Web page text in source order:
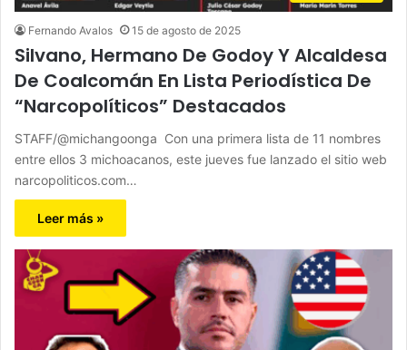
Fernando Avalos 15 de agosto de 2025
Silvano, Hermano De Godoy Y Alcaldesa
De Coalcomán En Lista Periodística De
“Narcopolíticos” Destacados
STAFF/@michangoonga Con una primera lista de 11 nombres
entre ellos 3 michoacanos, este jueves fue lanzado el sitio web
narcopoliticos.com…
Leer más »